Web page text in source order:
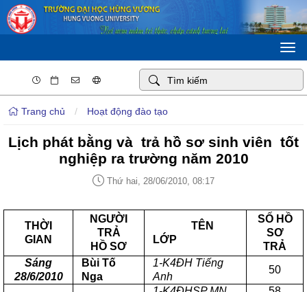
Trang chủ / Hoạt động đào tạo
Lịch phát bằng và trả hồ sơ sinh viên tốt
nghiệp ra trường năm 2010
Thứ hai, 28/06/2010, 08:17
THỜI
GIAN
NGƯỜI
TRẢ
HỒ SƠ
TÊN
LỚP
SỐ HỒ
SƠ
TRẢ
Sáng
28/6/2010
Bùi Tố
Nga
1-K4ĐH Tiếng
Anh
50